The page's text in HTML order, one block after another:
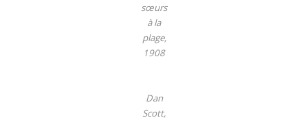
sœurs
à la
plage,
1908
Dan
Scott,